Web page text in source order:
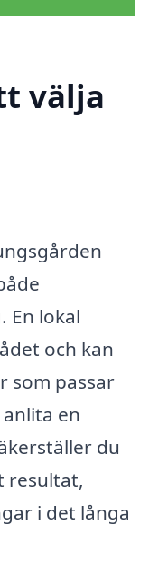
välja
En lokal
och kan
som passar
en
du
resultat,
i det långa